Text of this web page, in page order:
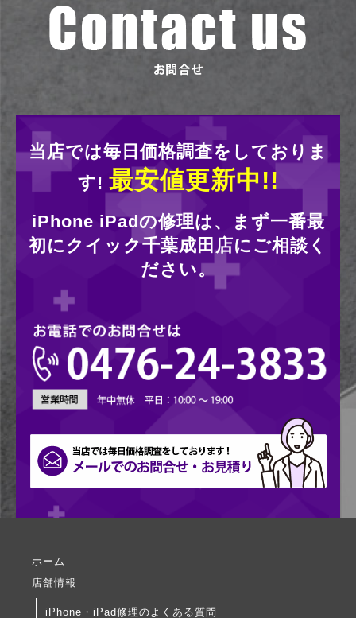
当店では毎日価格調査をしておりま
す! 最安値更新中!!
iPhone iPadの修理は、まず一番最
初にクイック千葉成田店にご相談く
ださい。
ホーム
店舗情報
iPhone・iPad修理のよくある質問